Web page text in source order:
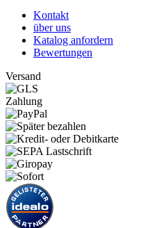
Kontakt
über uns
Katalog anfordern
Bewertungen
Versand
Zahlung